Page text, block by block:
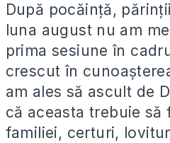
După pocăință,
luna august nu am
prima sesiune în
crescut în
am ales să ascult de
că aceasta trebuie
familiei, certuri,